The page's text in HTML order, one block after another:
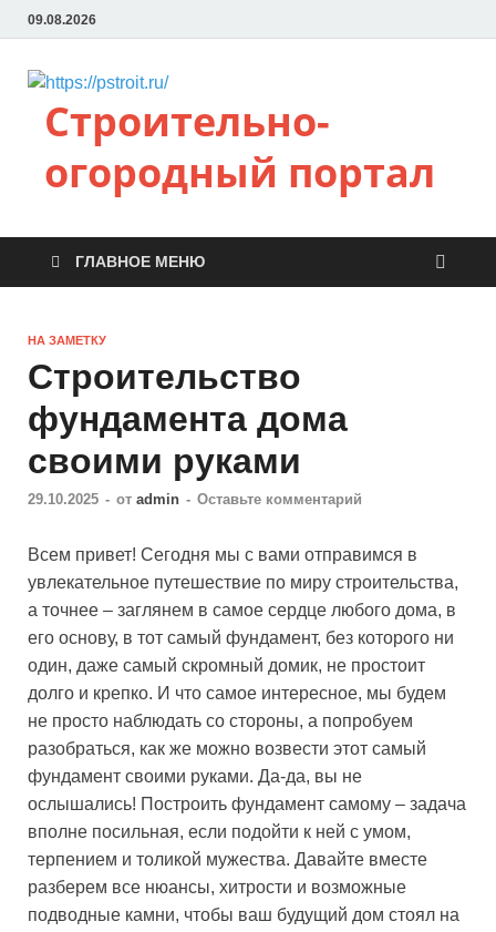
09.08.2026
Строительно-
огородный портал
ГЛАВНОЕ МЕНЮ
НА ЗАМЕТКУ
Строительство
фундамента дома
своими руками
29.10.2025 - от admin - Оставьте комментарий
Всем привет! Сегодня мы с вами отправимся в
увлекательное путешествие по миру строительства,
а точнее – заглянем в самое сердце любого дома, в
его основу, в тот самый фундамент, без которого ни
один, даже самый скромный домик, не простоит
долго и крепко. И что самое интересное, мы будем
не просто наблюдать со стороны, а попробуем
разобраться, как же можно возвести этот самый
фундамент своими руками. Да-да, вы не
ослышались! Построить фундамент самому – задача
вполне посильная, если подойти к ней с умом,
терпением и толикой мужества. Давайте вместе
разберем все нюансы, хитрости и возможные
подводные камни, чтобы ваш будущий дом стоял на